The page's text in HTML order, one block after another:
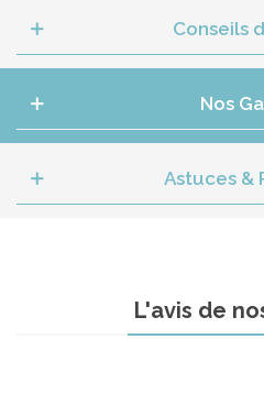
Conseils
Nos
Astuces &
L'avis de